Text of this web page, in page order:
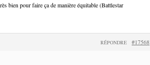
bien pour faire ça de manière équitable (Battlestar
#17568
RÉPONDRE